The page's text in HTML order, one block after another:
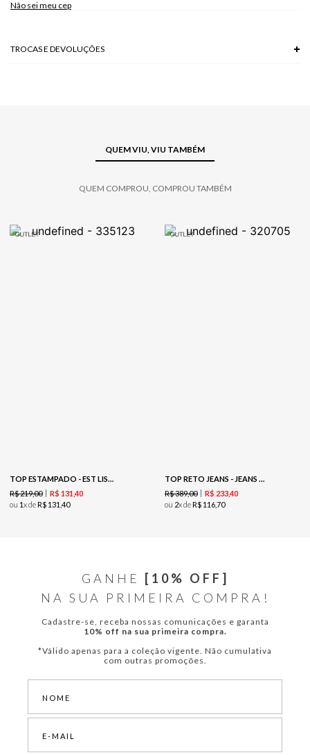
Não sei meu cep
TROCAS E DEVOLUÇÕES
QUEM VIU, VIU TAMBÉM
QUEM COMPROU, COMPROU TAMBÉM
TOP ESTAMPADO - EST LISTRADO INDIGO
R$219,00 R$ 131 40
ou 1x deR$ 131 40
TOP RETO JEANS - JEANS MEDIO
R$389,00 R$ 23340
ou 2x deR$ 11670
GANHE
[10% OFF]
NA SUA PRIMEIRA COMPRA!
Cadastre-se, receba nossas comunicações e garanta
10% off na sua primeira compra.
*Válido apenas para a coleção vigente. Não cumulativa
com outras promoções.